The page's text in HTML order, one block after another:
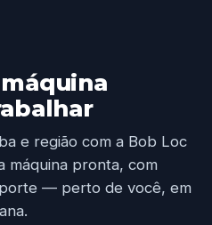
e região com a Bob Loc
máquina pronta, com
— perto de você, em